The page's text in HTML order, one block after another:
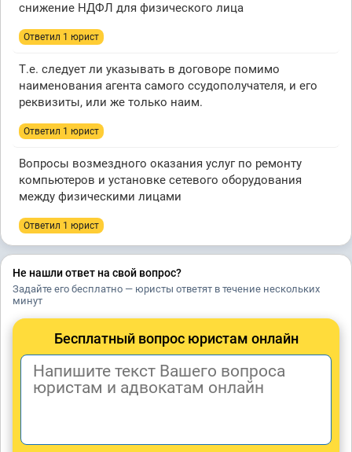
снижение НДФЛ для физического лица
Ответил 1 юрист
Т.е. следует ли указывать в договоре помимо
наименования агента самого ссудополучателя, и его
реквизиты, или же только наим.
Ответил 1 юрист
Вопросы возмездного оказания услуг по ремонту
компьютеров и установке сетевого оборудования
между физическими лицами
Ответил 1 юрист
Не нашли ответ на свой вопрос?
Задайте его бесплатно — юристы ответят в течение нескольких
минут
Бесплатный вопрос юристам онлайн